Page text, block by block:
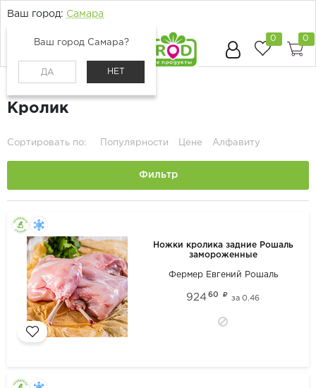
Ваш город: Самара
Ваш город Самара?
ДА НЕТ
0 0
Кролик
Сортировать по: Популярности Цене Алфавиту
Фильтр
Ножки кролика задние Рошаль
замороженные
Фермер Евгений Рошаль
924 60 за0.46